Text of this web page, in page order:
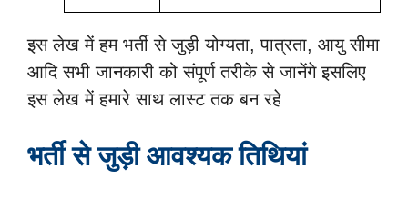
इस लेख में हम भर्ती से जुड़ी योग्यता, पात्रता, आयु सीमा
आदि सभी जानकारी को संपूर्ण तरीके से जानेंगे इसलिए
इस लेख में हमारे साथ लास्ट तक बन रहे
भर्ती से जुड़ी आवश्यक तिथियां